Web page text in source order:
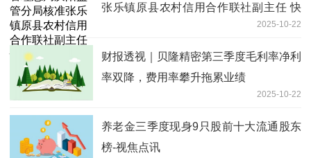
张乐镇原县农村信用合作联社副主任 快
2025-10-22
财报透视｜贝隆精密第三季度毛利率净利
率双降，费用率攀升拖累业绩
2025-10-22
养老金三季度现身9只股前十大流通股东
榜-视焦点讯